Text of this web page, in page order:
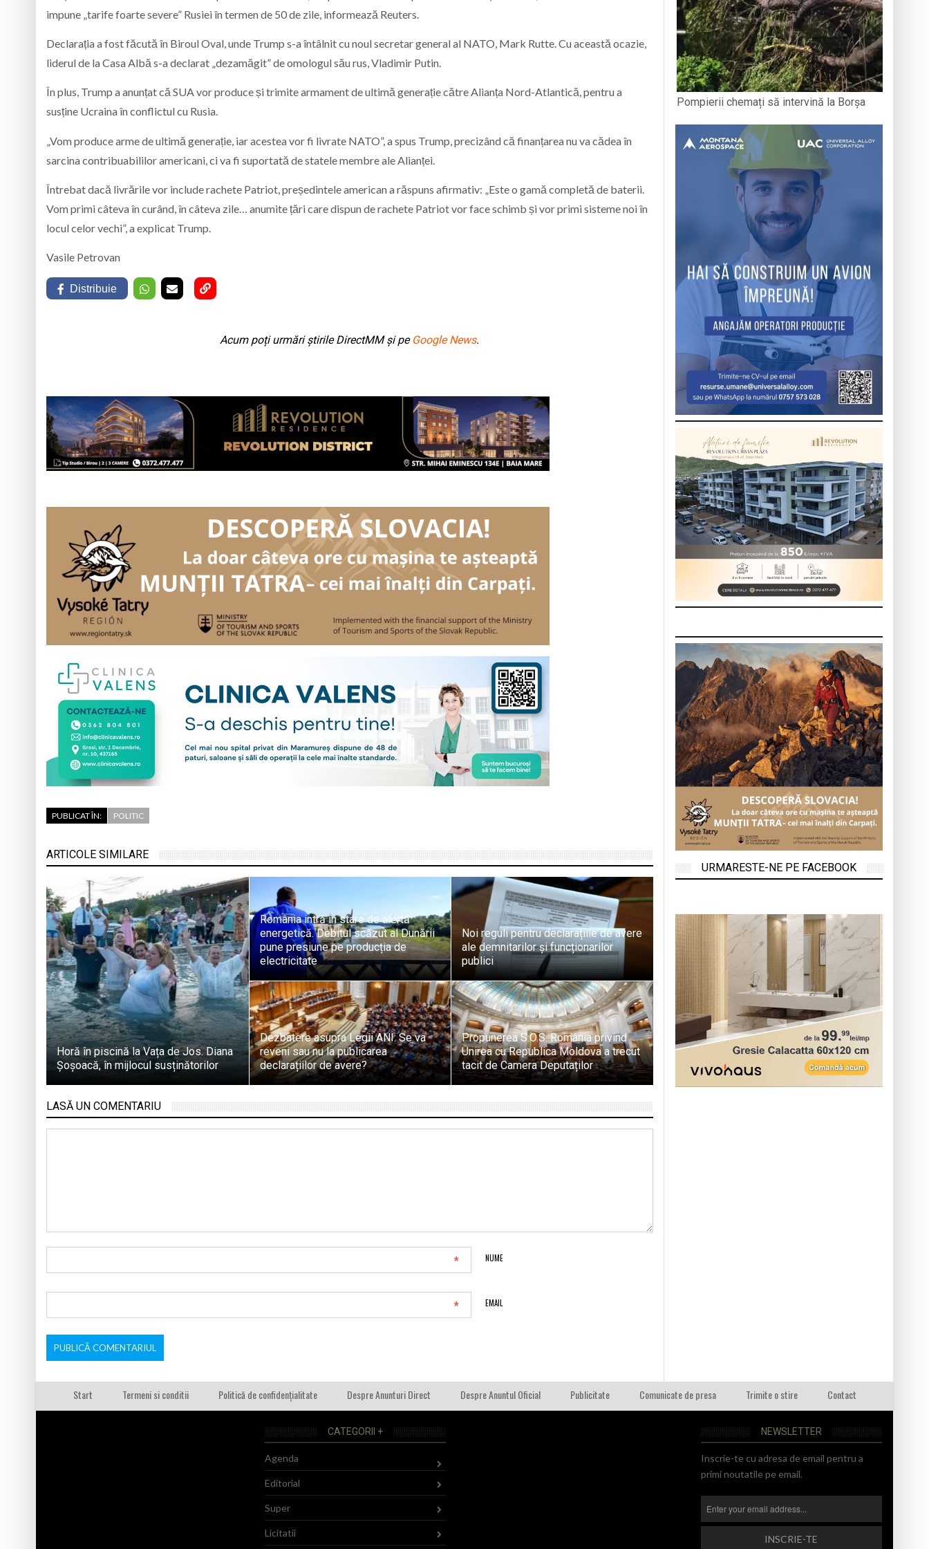
impune „tarife foarte severe” Rusiei în termen de 50 de zile, informează Reuters.
Declarația a fost făcută în Biroul Oval, unde Trump s-a întâlnit cu noul secretar general al NATO, Mark Rutte. Cu această ocazie,
liderul de la Casa Albă s-a declarat „dezamăgit” de omologul său rus, Vladimir Putin.
În plus, Trump a anunțat că SUA vor produce și trimite armament de ultimă generație către Alianța Nord-Atlantică, pentru a
susține Ucraina în conflictul cu Rusia.
„Vom produce arme de ultimă generație, iar acestea vor fi livrate NATO”, a spus Trump, precizând că finanțarea nu va cădea în
sarcina contribuabililor americani, ci va fi suportată de statele membre ale Alianței.
Întrebat dacă livrările vor include rachete Patriot, președintele american a răspuns afirmativ: „Este o gamă completă de baterii.
Vom primi câteva în curând, în câteva zile… anumite țări care dispun de rachete Patriot vor face schimb și vor primi sisteme noi în
locul celor vechi”, a explicat Trump.
Vasile Petrovan
Distribuie
Acum poți urmări știrile DirectMM și pe Google News.
PUBLICAT ÎN: POLITIC
ARTICOLE SIMILARE
Horă în piscină la Vața de Jos. Diana
Șoșoacă, în mijlocul susținătorilor
România intră în stare de alertă
energetică. Debitul scăzut al Dunării
pune presiune pe producția de
electricitate
Noi reguli pentru declarațiile de avere
ale demnitarilor și funcționarilor
publici
Dezbatere asupra Legii ANI: Se va
reveni sau nu la publicarea
declarațiilor de avere?
Propunerea S.O.S. România privind
Unirea cu Republica Moldova a trecut
tacit de Camera Deputaților
LASĂ UN COMENTARIU
NUME
*
EMAIL
*
Pompierii chemați să intervină la Borșa
URMARESTE-NE PE FACEBOOK
Start Termeni si conditii Politică de confidențialitate Despre Anunturi Direct Despre Anuntul Oficial Publicitate Comunicate de presa Trimite o stire Contact
CATEGORII +
Agenda
Editorial
Super
Licitatii
NEWSLETTER
Inscrie-te cu adresa de email pentru a
primi noutatile pe email.